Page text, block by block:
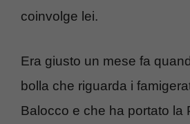
coinvolge lei.
Era giusto un mese fa
bolla che riguarda i
Balocco e che ha portato la